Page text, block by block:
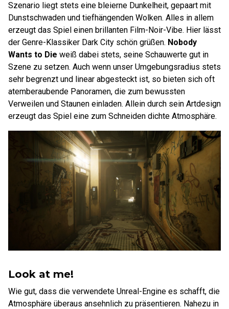
Szenario liegt stets eine bleierne Dunkelheit, gepaart mit
Dunstschwaden und tiefhängenden Wolken. Alles in allem
erzeugt das Spiel einen brillanten Film-Noir-Vibe. Hier lässt
der Genre-Klassiker Dark City schön grüßen. Nobody
Wants to Die weiß dabei stets, seine Schauwerte gut in
Szene zu setzen. Auch wenn unser Umgebungsradius stets
sehr begrenzt und linear abgesteckt ist, so bieten sich oft
atemberaubende Panoramen, die zum bewussten
Verweilen und Staunen einladen. Allein durch sein Artdesign
erzeugt das Spiel eine zum Schneiden dichte Atmosphäre.
Look at me!
Wie gut, dass die verwendete Unreal-Engine es schafft, die
Atmosphäre überaus ansehnlich zu präsentieren. Nahezu in